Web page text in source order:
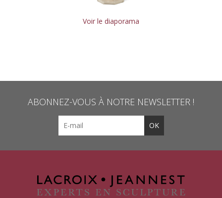
Voir le diaporama
ABONNEZ-VOUS À NOTRE NEWSLETTER !